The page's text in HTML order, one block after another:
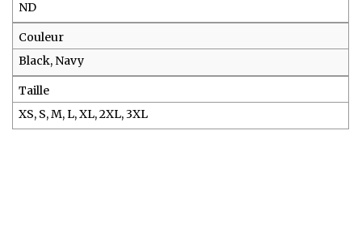
ND
Couleur
Black, Navy
Taille
XS, S, M, L, XL, 2XL, 3XL